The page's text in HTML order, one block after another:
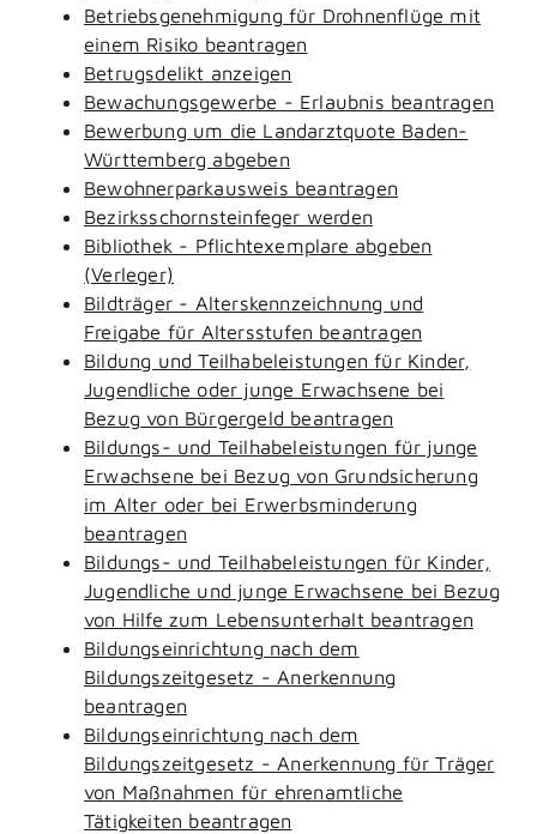
Betriebsgenehmigung für Drohnenflüge mit
einem Risiko beantragen
Betrugsdelikt anzeigen
Bewachungsgewerbe - Erlaubnis beantragen
Bewerbung um die Landarztquote Baden-
Württemberg abgeben
Bewohnerparkausweis beantragen
Bezirksschornsteinfeger werden
Bibliothek - Pflichtexemplare abgeben
(Verleger)
Bildträger - Alterskennzeichnung und
Freigabe für Altersstufen beantragen
Bildung und Teilhabeleistungen für Kinder,
Jugendliche oder junge Erwachsene bei
Bezug von Bürgergeld beantragen
Bildungs- und Teilhabeleistungen für junge
Erwachsene bei Bezug von Grundsicherung
im Alter oder bei Erwerbsminderung
beantragen
Bildungs- und Teilhabeleistungen für Kinder,
Jugendliche und junge Erwachsene bei Bezug
von Hilfe zum Lebensunterhalt beantragen
Bildungseinrichtung nach dem
Bildungszeitgesetz - Anerkennung
beantragen
Bildungseinrichtung nach dem
Bildungszeitgesetz - Anerkennung für Träger
von Maßnahmen für ehrenamtliche
Tätigkeiten beantragen